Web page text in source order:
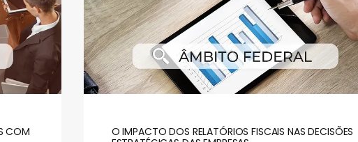
COM
O IMPACTO DOS RELATÓRIOS FISCAIS NAS DECISÕES